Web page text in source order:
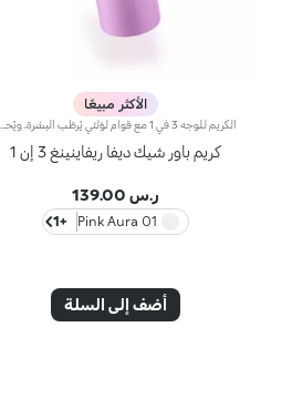
الأكثر مبيعًا
كريم باور شيك ديفا ريفاينينغ 3 إن 1
ر.س 139.00
01 Pink Aura
+1
أضف إلى السلة